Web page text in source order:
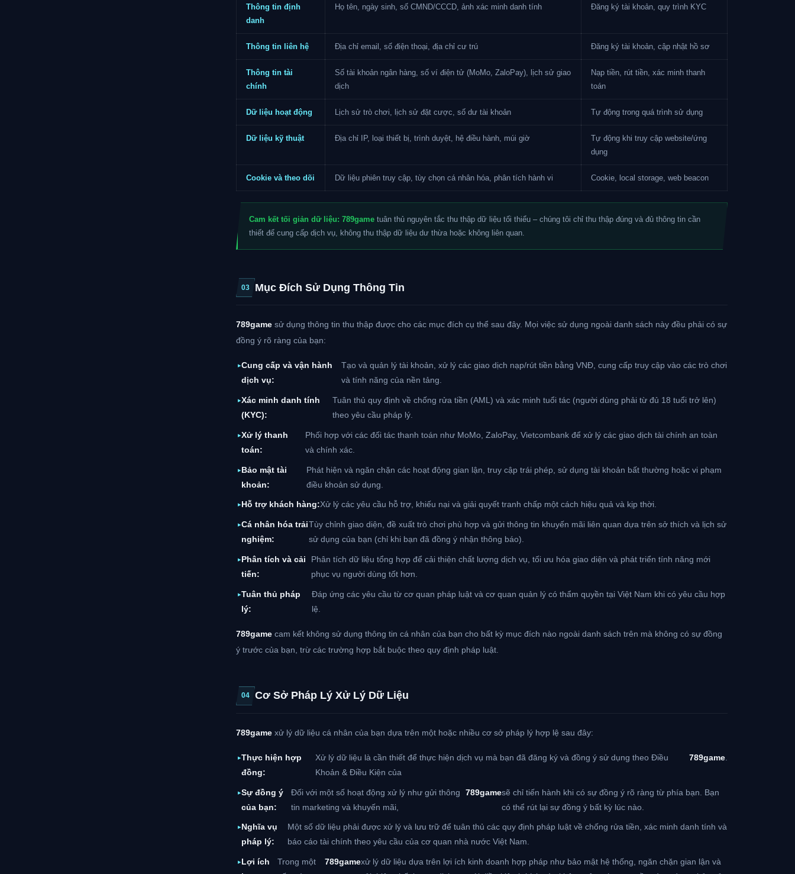
Thông tin định
danh
Họ tên, ngày sinh, số CMND/CCCD, ảnh xác minh danh tính Đăng ký tài khoản, quy trình KYC
Thông tin liên hệ Địa chỉ email, số điện thoại, địa chỉ cư trú Đăng ký tài khoản, cập nhật hồ sơ
Thông tin tài
chính
Số tài khoản ngân hàng, số ví điện tử (MoMo, ZaloPay), lịch sử giao
dịch
Nạp tiền, rút tiền, xác minh thanh
toán
Dữ liệu hoạt động Lịch sử trò chơi, lịch sử đặt cược, số dư tài khoản Tự động trong quá trình sử dụng
Dữ liệu kỹ thuật Địa chỉ IP, loại thiết bị, trình duyệt, hệ điều hành, múi giờ
Tự động khi truy cập website/ứng
dụng
Cookie và theo dõi Dữ liệu phiên truy cập, tùy chọn cá nhân hóa, phân tích hành vi Cookie, local storage, web beacon
Cam kết tối giản dữ liệu: 789game tuân thủ nguyên tắc thu thập dữ liệu tối thiểu – chúng tôi chỉ thu thập đúng và đủ thông tin cần
thiết để cung cấp dịch vụ, không thu thập dữ liệu dư thừa hoặc không liên quan.
03 Mục Đích Sử Dụng Thông Tin
789game sử dụng thông tin thu thập được cho các mục đích cụ thể sau đây. Mọi việc sử dụng ngoài danh sách này đều phải có sự
đồng ý rõ ràng của bạn:
Cung cấp và vận hành
dịch vụ:
Tạo và quản lý tài khoản, xử lý các giao dịch nạp/rút tiền bằng VNĐ, cung cấp truy cập vào các trò chơi
và tính năng của nền tảng.
Xác minh danh tính
(KYC):
Tuân thủ quy định về chống rửa tiền (AML) và xác minh tuổi tác (người dùng phải từ đủ 18 tuổi trở lên)
theo yêu cầu pháp lý.
Xử lý thanh
toán:
Phối hợp với các đối tác thanh toán như MoMo, ZaloPay, Vietcombank để xử lý các giao dịch tài chính an toàn
và chính xác.
Bảo mật tài
khoản:
Phát hiện và ngăn chặn các hoạt động gian lận, truy cập trái phép, sử dụng tài khoản bất thường hoặc vi phạm
điều khoản sử dụng.
Hỗ trợ khách hàng:Xử lý các yêu cầu hỗ trợ, khiếu nại và giải quyết tranh chấp một cách hiệu quả và kịp thời.
Cá nhân hóa trải
nghiệm:
Tùy chỉnh giao diện, đề xuất trò chơi phù hợp và gửi thông tin khuyến mãi liên quan dựa trên sở thích và lịch sử
sử dụng của bạn (chỉ khi bạn đã đồng ý nhận thông báo).
Phân tích và cải
tiến:
Phân tích dữ liệu tổng hợp để cải thiện chất lượng dịch vụ, tối ưu hóa giao diện và phát triển tính năng mới
phục vụ người dùng tốt hơn.
Tuân thủ pháp
lý:
Đáp ứng các yêu cầu từ cơ quan pháp luật và cơ quan quản lý có thẩm quyền tại Việt Nam khi có yêu cầu hợp
lệ.
789game cam kết không sử dụng thông tin cá nhân của bạn cho bất kỳ mục đích nào ngoài danh sách trên mà không có sự đồng
ý trước của bạn, trừ các trường hợp bắt buộc theo quy định pháp luật.
04 Cơ Sở Pháp Lý Xử Lý Dữ Liệu
789game xử lý dữ liệu cá nhân của bạn dựa trên một hoặc nhiều cơ sở pháp lý hợp lệ sau đây:
Thực hiện hợp
đồng:
Xử lý dữ liệu là cần thiết để thực hiện dịch vụ mà bạn đã đăng ký và đồng ý sử dụng theo Điều
Khoản & Điều Kiện của
789game
Sự đồng ý
của bạn:
Đối với một số hoạt động xử lý như gửi thông
tin marketing và khuyến mãi,
789gamesẽ chỉ tiến hành khi có sự đồng ý rõ ràng từ phía bạn. Bạn
có thể rút lại sự đồng ý bất kỳ lúc nào.
Nghĩa vụ
pháp lý:
Một số dữ liệu phải được xử lý và lưu trữ để tuân thủ các quy định pháp luật về chống rửa tiền, xác minh danh tính và
báo cáo tài chính theo yêu cầu của cơ quan nhà nước Việt Nam.
Lợi ích
Trong một
789gamexử lý dữ liệu dựa trên lợi ích kinh doanh hợp pháp như bảo mật hệ thống, ngăn chặn gian lận và